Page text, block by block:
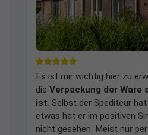
Es ist mir wichtig hier zu
die Verpackung der Ware
ist. Selbst der Spediteur
etwas hat er im positiven
nicht gesehen. Meist nur per